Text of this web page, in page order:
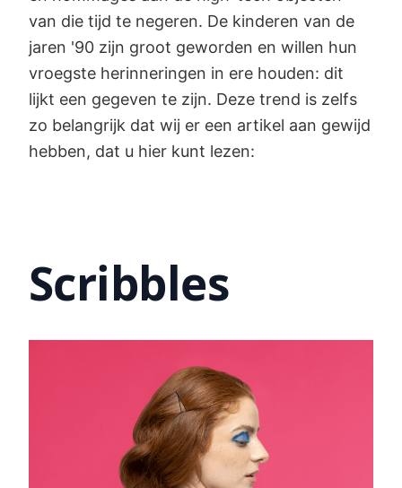
van die tijd te negeren. De kinderen van de
jaren '90 zijn groot geworden en willen hun
vroegste herinneringen in ere houden: dit
lijkt een gegeven te zijn. Deze trend is zelfs
zo belangrijk dat wij er een artikel aan gewijd
hebben, dat u hier kunt lezen:
Scribbles